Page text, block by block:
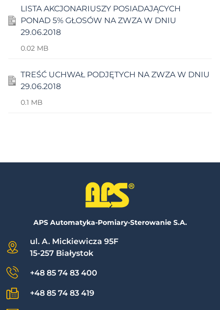
LISTA AKCJONARIUSZY POSIADAJĄCYCH
PONAD 5% GŁOSÓW NA ZWZA W DNIU
29.06.2018
0.02 MB
TREŚĆ UCHWAŁ PODJĘTYCH NA ZWZA W DNIU
29.06.2018
0.1 MB
APS Automatyka-Pomiary-Sterowanie S.A.
ul. A. Mickiewicza 95F
15-257 Białystok
+48 85 74 83 400
+48 85 74 83 419